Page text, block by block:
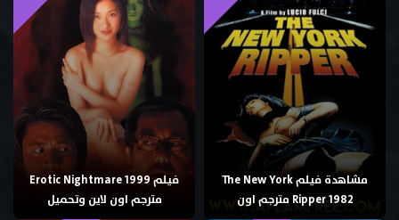
مشاهدة فيلم The New York
Ripper 1982 مترجم اون
فيلم Erotic Nightmare 1999
مترجم اون لاين وتحميل